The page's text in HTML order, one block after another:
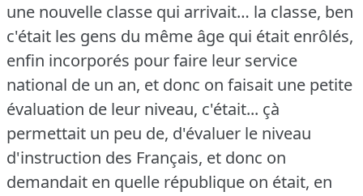
une nouvelle classe qui arrivait… la classe, ben
c'était les gens du même âge qui était enrôlés,
enfin incorporés pour faire leur service
national de un an, et donc on faisait une petite
évaluation de leur niveau, c'était... çà
permettait un peu de, d'évaluer le niveau
d'instruction des Français, et donc on
demandait en quelle république on était, en